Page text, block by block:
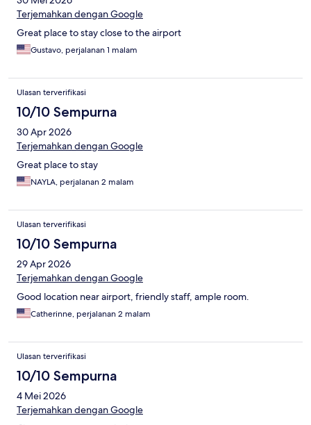
Terjemahkan dengan Google
Great place to stay close to the airport
Gustavo, perjalanan 1 malam
Ulasan terverifikasi
10/10 Sempurna
30 Apr 2026
Terjemahkan dengan Google
Great place to stay
NAYLA, perjalanan 2 malam
Ulasan terverifikasi
10/10 Sempurna
29 Apr 2026
Terjemahkan dengan Google
Good location near airport, friendly staff, ample room.
Catherinne, perjalanan 2 malam
Ulasan terverifikasi
10/10 Sempurna
4 Mei 2026
Terjemahkan dengan Google